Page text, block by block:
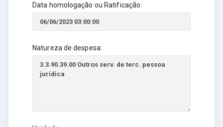
Data homologação ou Ratificação:
Natureza de despesa: